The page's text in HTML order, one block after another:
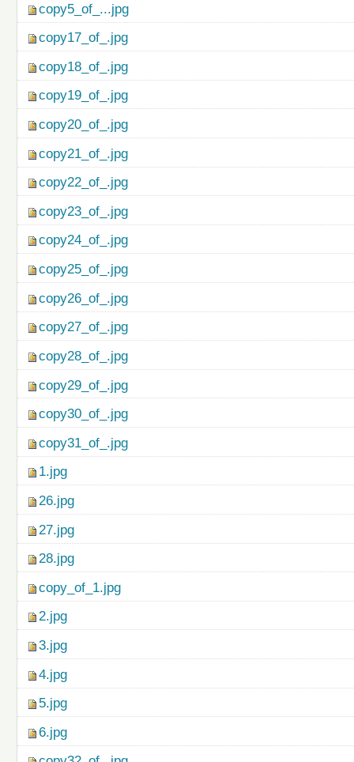
copy5_of_...jpg
copy17_of_.jpg
copy18_of_.jpg
copy19_of_.jpg
copy20_of_.jpg
copy21_of_.jpg
copy22_of_.jpg
copy23_of_.jpg
copy24_of_.jpg
copy25_of_.jpg
copy26_of_.jpg
copy27_of_.jpg
copy28_of_.jpg
copy29_of_.jpg
copy30_of_.jpg
copy31_of_.jpg
1.jpg
26.jpg
27.jpg
28.jpg
copy_of_1.jpg
2.jpg
3.jpg
4.jpg
5.jpg
6.jpg